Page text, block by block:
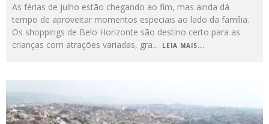
As férias de julho estão chegando ao fim, mas ainda dá
tempo de aproveitar momentos especiais ao lado da família.
Os shoppings de Belo Horizonte são destino certo para as
crianças com atrações variadas, gra... LEIA MAIS...